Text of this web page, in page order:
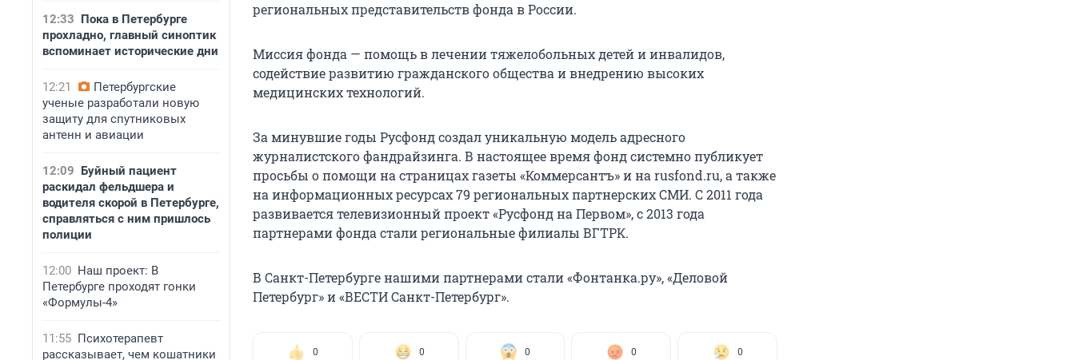
12:33 Пока в Петербурге
прохладно, главный синоптик
вспоминает исторические дни
12:21
Петербургские
ученые разработали новую
защиту для спутниковых
антенн и авиации
12:09 Буйный пациент
раскидал фельдшера и
водителя скорой в Петербурге,
справляться с ним пришлось
полиции
12:00 Наш проект: В
Петербурге проходят гонки
«Формулы-4»
11:55 Психотерапевт
рассказывает, чем кошатники
региональных представительств фонда в России.
Миссия фонда — помощь в лечении тяжелобольных детей и инвалидов,
содействие развитию гражданского общества и внедрению высоких
медицинских технологий.
За минувшие годы Русфонд создал уникальную модель адресного
журналистского фандрайзинга. В настоящее время фонд системно публикует
просьбы о помощи на страницах газеты «Коммерсантъ» и на rusfond.ru, а также
на информационных ресурсах 79 региональных партнерских СМИ. С 2011 года
развивается телевизионный проект «Русфонд на Первом», с 2013 года
партнерами фонда стали региональные филиалы ВГТРК.
В Санкт-Петербурге нашими партнерами стали «Фонтанка.ру», «Деловой
Петербург» и «ВЕСТИ Санкт-Петербург».
0 0 0 0 0